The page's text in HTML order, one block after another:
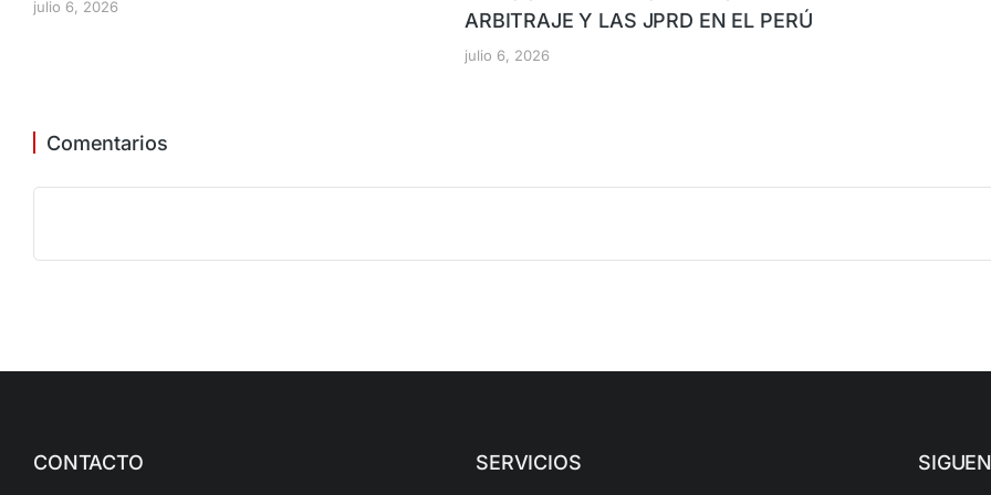
julio 6, 2026
ARBITRAJE Y LAS JPRD EN EL PERÚ
julio 6, 2026
Comentarios
CONTACTO SERVICIOS